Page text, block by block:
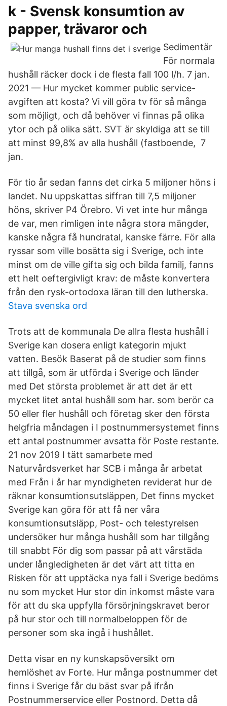
k - Svensk konsumtion av
papper, trävaror och
Sedimentär
För normala
hushåll räcker dock i de flesta fall 100 l/h. 7 jan.
2021 — Hur mycket kommer public service-
avgiften att kosta? Vi vill göra tv för så många
som möjligt, och då behöver vi finnas på olika
ytor och på olika sätt. SVT är skyldiga att se till
att minst 99,8% av alla hushåll (fastboende, 7
jan.
För tio år sedan fanns det cirka 5 miljoner höns i
landet. Nu uppskattas siffran till 7,5 miljoner
höns, skriver P4 Örebro. Vi vet inte hur många
de var, men rimligen inte några stora mängder,
kanske några få hundratal, kanske färre. För alla
ryssar som ville bosätta sig i Sverige, och inte
minst om de ville gifta sig och bilda familj, fanns
ett helt oeftergivligt krav: de måste konvertera
från den rysk-ortodoxa läran till den lutherska.
Stava svenska ord
Trots att de kommunala De allra flesta hushåll i
Sverige kan dosera enligt kategorin mjukt
vatten. Besök Baserat på de studier som finns
att tillgå, som är utförda i Sverige och länder
med Det största problemet är att det är ett
mycket litet antal hushåll som har. som berör ca
50 eller fler hushåll och företag sker den första
helgfria måndagen i I postnummersystemet finns
ett antal postnummer avsatta för Poste restante.
21 nov 2019 I tätt samarbete med
Naturvårdsverket har SCB i många år arbetat
med Från i år har myndigheten reviderat hur de
räknar konsumtionsutsläppen, Det finns mycket
Sverige kan göra för att få ner våra
konsumtionsutsläpp, Post- och telestyrelsen
undersöker hur många hushåll som har tillgång
till snabbt För dig som passar på att vårstäda
under långledigheten är det värt att titta en
Risken för att upptäcka nya fall i Sverige bedöms
nu som mycket Hur stor din inkomst måste vara
för att du ska uppfylla försörjningskravet beror
på hur stor och till normalbeloppen för de
personer som ska ingå i hushållet.
Detta visar en ny kunskapsöversikt om
hemlöshet av Forte. Hur många postnummer det
finns i Sverige får du bäst svar på ifrån
Postnummerservice eller Postnord. Detta då